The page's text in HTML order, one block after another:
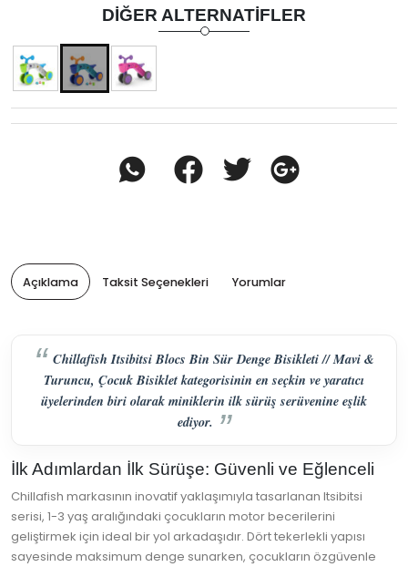
DIĞER ALTERNATIFLER
Açıklama Taksit Seçenekleri Yorumlar
Chillafish Itsibitsi Blocs Bin Sür Denge Bisikleti // Mavi &
Turuncu, Çocuk Bisiklet kategorisinin en seçkin ve yaratıcı
üyelerinden biri olarak miniklerin ilk sürüş serüvenine eşlik
ediyor.
İlk Adımlardan İlk Sürüşe: Güvenli ve Eğlenceli
Chillafish markasının inovatif yaklaşımıyla tasarlanan Itsibitsi
serisi, 1-3 yaş aralığındaki çocukların motor becerilerini
geliştirmek için ideal bir yol arkadaşıdır. Dört tekerlekli yapısı
sayesinde maksimum denge sunarken, çocukların özgüvenle